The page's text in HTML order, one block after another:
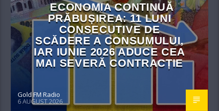
ECONOMIA CONTINUĂ
PRĂBUȘIREA: 11 LUNI
CONSECUTIVE DE
SCĂDERE A CONSUMULUI,
IAR IUNIE 2026 ADUCE CEA
MAI SEVERĂ CONTRACȚIE
Gold FM Radio
6 AUGUST 2026